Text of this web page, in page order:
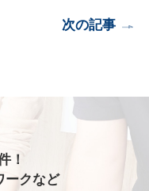
次の記事
！
ークなど